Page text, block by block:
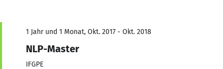
1 Jahr und 1 Monat, Okt. 2017 - Okt. 2018
NLP-Master
IFGPE